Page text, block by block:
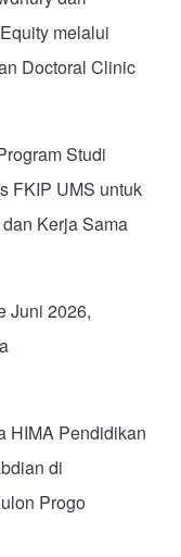
melalui
Doctoral Clinic
Studi
FKIP UMS untuk
Kerja Sama
Juni 2026,
HIMA Pendidikan
di
Progo